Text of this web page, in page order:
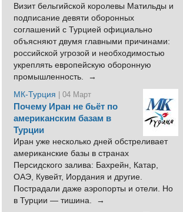
Визит бельгийской королевы Матильды и
подписание девяти оборонных
соглашений с Турцией официально
объясняют двумя главными причинами:
российской угрозой и необходимостью
укреплять европейскую оборонную
промышленность. →
МК-Турция
| 04 Март
Почему Иран не бьёт по
американским базам в
Турции
Иран уже несколько дней обстреливает
американские базы в странах
Персидского залива: Бахрейн, Катар,
ОАЭ, Кувейт, Иордания и другие.
Пострадали даже аэропорты и отели. Но
в Турции — тишина. →